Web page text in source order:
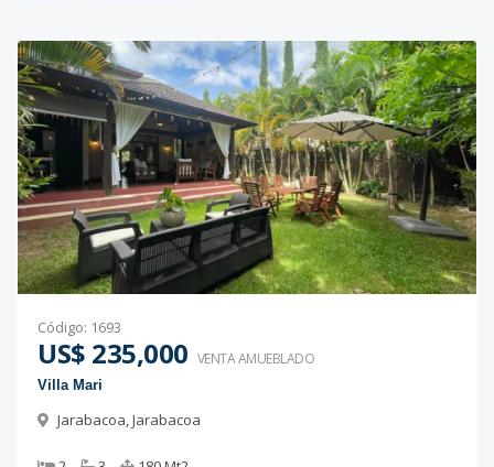
Código: 1693
US$ 235,000 VENTA AMUEBLADO
Villa Mari
Jarabacoa,Jarabacoa